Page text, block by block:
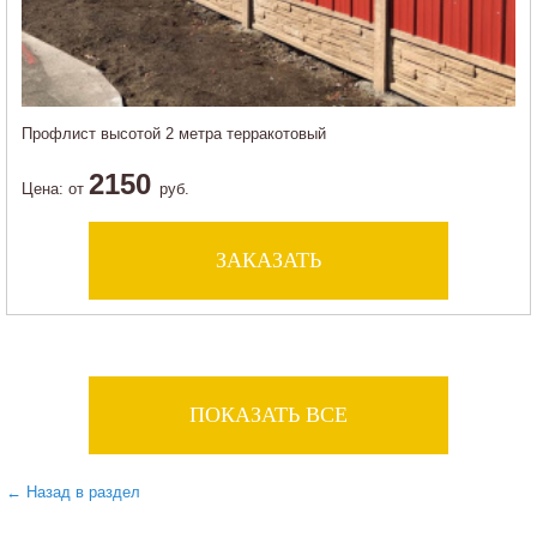
Профлист высотой 2 метра терракотовый
Цена: от 2150 руб.
ЗАКАЗАТЬ
ПОКАЗАТЬ ВСЕ
← Назад в раздел